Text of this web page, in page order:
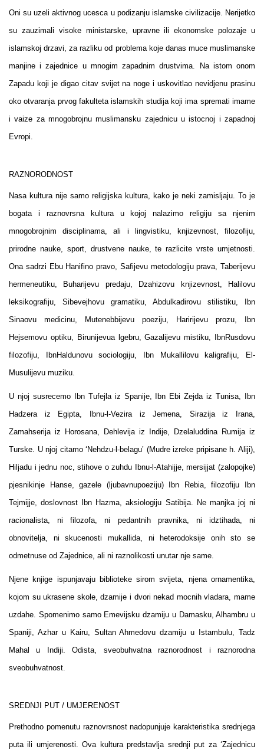
Oni su uzeli aktivnog ucesca u podizanju islamske civilizacije. Nerijetko
su zauzimali visoke ministarske, upravne ili ekonomske polozaje u
islamskoj drzavi, za razliku od problema koje danas muce muslimanske
manjine i zajednice u mnogim zapadnim drustvima. Na istom onom
Zapadu koji je digao citav svijet na noge i uskovitlao nevidjenu prasinu
oko otvaranja prvog fakulteta islamskih studija koji ima spremati imame
i vaize za mnogobrojnu muslimansku zajednicu u istocnoj i zapadnoj
Evropi.
RAZNORODNOST
Nasa kultura nije samo religijska kultura, kako je neki zamisljaju. To je
bogata i raznovrsna kultura u kojoj nalazimo religiju sa njenim
mnogobrojnim disciplinama, ali i lingvistiku, knjizevnost, filozofiju,
prirodne nauke, sport, drustvene nauke, te razlicite vrste umjetnosti.
Ona sadrzi Ebu Hanifino pravo, Safijevu metodologiju prava, Taberijevu
hermeneutiku, Buharijevu predaju, Dzahizovu knjizevnost, Halilovu
leksikografiju, Sibevejhovu gramatiku, Abdulkadirovu stilistiku, Ibn
Sinaovu medicinu, Mutenebbijevu poeziju, Haririjevu prozu, Ibn
Hejsemovu optiku, Birunijevua lgebru, Gazalijevu mistiku, IbnRusdovu
filozofiju, IbnHaldunovu sociologiju, Ibn Mukallilovu kaligrafiju, El-
Musulijevu muziku.
U njoj susrecemo Ibn Tufejla iz Spanije, Ibn Ebi Zejda iz Tunisa, Ibn
Hadzera iz Egipta, Ibnu-l-Vezira iz Jemena, Sirazija iz Irana,
Zamahserija iz Horosana, Dehlevija iz Indije, Dzelaluddina Rumija iz
Turske. U njoj citamo ‘Nehdzu-l-belagu’ (Mudre izreke pripisane h. Aliji),
Hiljadu i jednu noc, stihove o zuhdu Ibnu-l-Atahijje, mersijjat (zalopojke)
pjesnikinje Hanse, gazele (ljubavnupoeziju) Ibn Rebia, filozofiju Ibn
Tejmijje, doslovnost Ibn Hazma, aksiologiju Satibija. Ne manjka joj ni
racionalista, ni filozofa, ni pedantnih pravnika, ni idztihada, ni
obnovitelja, ni skucenosti mukallida, ni heterodoksije onih sto se
odmetnuse od Zajednice, ali ni raznolikosti unutar nje same.
Njene knjige ispunjavaju biblioteke sirom svijeta, njena ornamentika,
kojom su ukrasene skole, dzamije i dvori nekad mocnih vladara, mame
uzdahe. Spomenimo samo Emevijsku dzamiju u Damasku, Alhambru u
Spaniji, Azhar u Kairu, Sultan Ahmedovu dzamiju u Istambulu, Tadz
Mahal u Indiji. Odista, sveobuhvatna raznorodnost i raznorodna
sveobuhvatnost.
SREDNJI PUT / UMJERENOST
Prethodno pomenutu raznovrsnost nadopunjuje karakteristika srednjega
puta ili umjerenosti. Ova kultura predstavlja srednji put za ‘Zajednicu